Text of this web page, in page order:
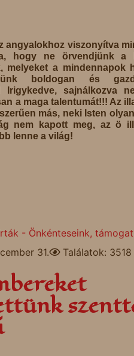
angyalokhoz viszonyítva
hogy ne örvendjünk a
melyeket a mindennapok
boldogan és
sajnálkozva
a maga talentumát!!! Az
más, neki Isten
nem kapott meg, az ö
lenne a világ!
- Önkénteseink,
31.
Találatok: 3518